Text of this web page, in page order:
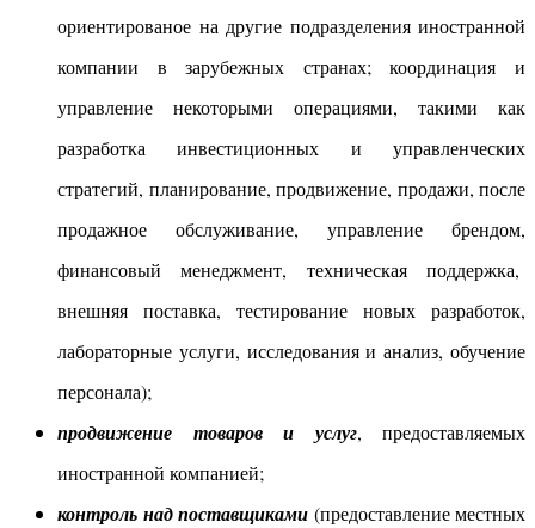
ориентированое на другие подразделения иностранной
компании в зарубежных странах; координация и
управление некоторыми операциями, такими как
разработка инвестиционных и управленческих
стратегий, планирование, продвижение, продажи, после
продажное обслуживание, управление брендом,
финансовый менеджмент, техническая поддержка,
внешняя поставка, тестирование новых разработок,
лабораторные услуги, исследования и анализ, обучение
персонала);
продвижение товаров и услуг, предоставляемых
иностранной компанией;
контроль над поставщиками (предоставление местных